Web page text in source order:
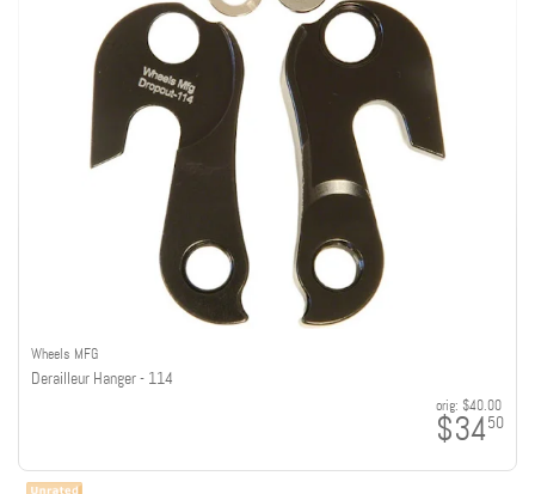
Wheels MFG
Derailleur Hanger - 114
orig: $40.00
$3450